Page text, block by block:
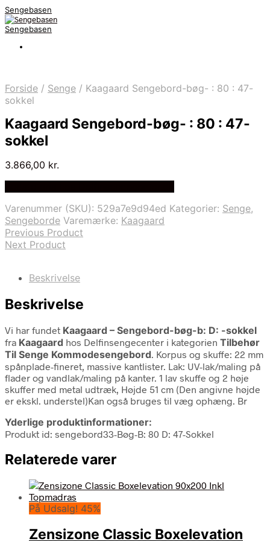
Sengebasen
Sengebasen
Forside / Senge / Kaagaard Sengebord-bøg- : 80 : 47-
sokkel
Kaagaard Sengebord-bøg- : 80 : 47-
sokkel
3.866,00 kr.
Varenummer (SKU): 529a7e9d94ed Kategorier: Senge,
Sengeborde Varemærke: Kaagaard
Previous Product
Next Product
Beskrivelse
Beskrivelse
Vi har fundet Kaagaard – Sengebord-bøg-b: D: -sokkel
fra Kaagaard hos Delfinsengecenter i kategorien Tilbehør
Til Senge Kommodesengebord. Korpus og skuffe: 22 mm
spånplade-fineret, massive kantlister. Lak: UV-lak/maling på
flader og vandlak/maling på kanter. 1 lav skuffe og 2 høje
skuffer med metal udtræk, Højde 51 cm (Den angivne højde
er ekskl. understel)Kan også bruges til væg ophæng. Br
Yderlige produktinformationer:
Produkt id: sengebord33-Bøg-B: 80 D: 47-Sokkel
Relaterede varer
På Udsalg! 45%
Zensizone Classic Boxelevation